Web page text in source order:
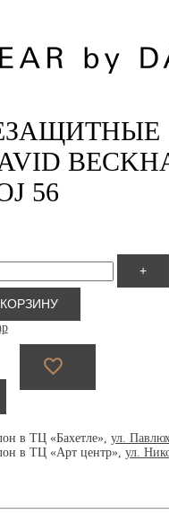
56
+
в ТЦ «Бахетле», ул.
в ТЦ «Арт центр», ул.